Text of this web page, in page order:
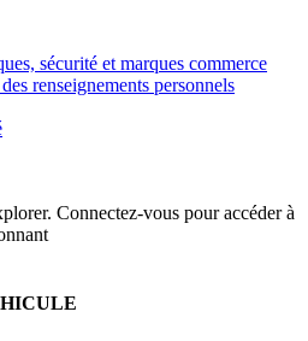
sécurité et marques commerce
renseignements personnels
Connectez-vous pour accéder à